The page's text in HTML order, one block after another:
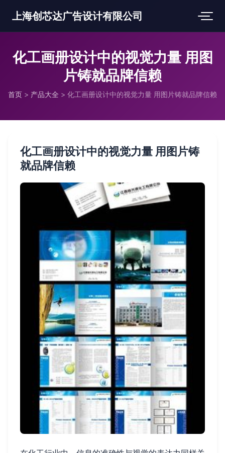
上海创芯达广告设计有限公司
化工画册设计中的视觉力量 用图
片铸就品牌信赖
首页 > 产品大全 > 化工画册设计中的视觉力量 用图片铸就品牌信赖
化工画册设计中的视觉力量 用图片铸
就品牌信赖